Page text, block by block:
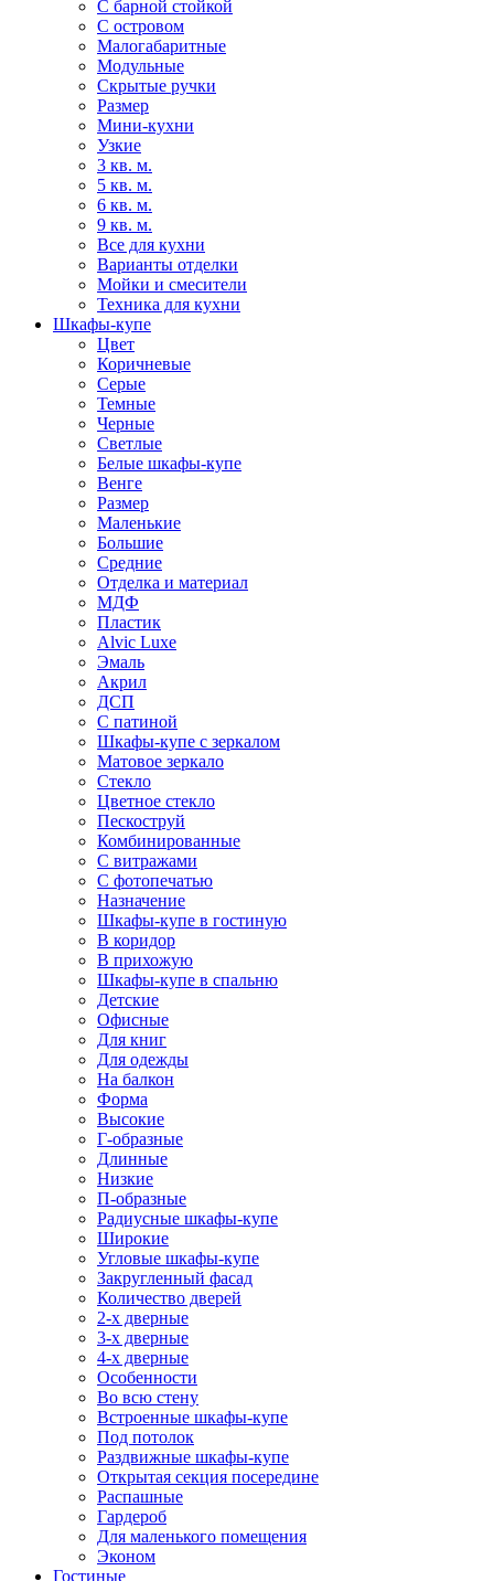
С барной стойкой
С островом
Малогабаритные
Модульные
Скрытые ручки
Размер
Мини-кухни
Узкие
3 кв. м.
5 кв. м.
6 кв. м.
9 кв. м.
Все для кухни
Варианты отделки
Мойки и смесители
Техника для кухни
Шкафы-купе
Цвет
Коричневые
Серые
Темные
Черные
Светлые
Белые шкафы-купе
Венге
Размер
Маленькие
Большие
Средние
Отделка и материал
МДФ
Пластик
Alvic Luxe
Эмаль
Акрил
ДСП
С патиной
Шкафы-купе с зеркалом
Матовое зеркало
Стекло
Цветное стекло
Пескоструй
Комбинированные
С витражами
С фотопечатью
Назначение
Шкафы-купе в гостиную
В коридор
В прихожую
Шкафы-купе в спальню
Детские
Офисные
Для книг
Для одежды
На балкон
Форма
Высокие
Г-образные
Длинные
Низкие
П-образные
Радиусные шкафы-купе
Широкие
Угловые шкафы-купе
Закругленный фасад
Количество дверей
2-х дверные
3-х дверные
4-х дверные
Особенности
Во всю стену
Встроенные шкафы-купе
Под потолок
Раздвижные шкафы-купе
Открытая секция посередине
Распашные
Гардероб
Для маленького помещения
Эконом
Гостиные